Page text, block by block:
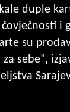
duple
i
su
sebe",